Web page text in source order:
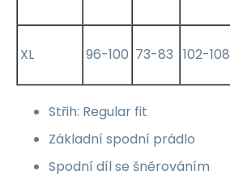
XL 96-100 73-83 102-108
Střih: Regular fit
Základní spodní prádlo
Spodní díl se šněrováním